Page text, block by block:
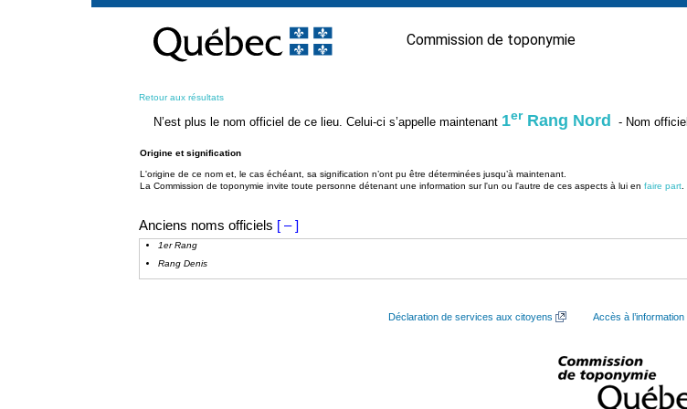
contenu
Commission de toponymie
Retour aux résultats
N’est plus le nom officiel de ce lieu. Celui-ci s’appelle maintenant 1erRang Nord - Nom officiel
Origine et signification
L'origine de ce nom et, le cas échéant, sa signification n’ont pu être déterminées jusqu’à maintenant.
La Commission de toponymie invite toute personne détenant une information sur l'un ou l'autre de ces aspects à lui en faire part
Anciens noms officiels [ – ]
1er Rang
Rang Denis
Déclaration de services aux citoyens Accès à l’information